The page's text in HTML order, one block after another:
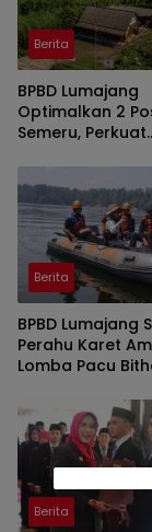
Berita
BPBD Lumajang
Optimalkan 2
Semeru, Perkuat
Rawan Lahar
Berita
BPBD Lumajang
Perahu Karet
Lomba Pacu
Berita